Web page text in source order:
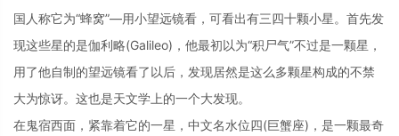
国人称它为“蜂窝”—用小望远镜看，可看出有三四十颗小星。首先发
现这些星的是伽利略(Galileo)，他最初以为“积尸气”不过是一颗星，
用了他自制的望远镜看了以后，发现居然是这么多颗星构成的不禁
大为惊讶。这也是天文学上的一个大发现。
在鬼宿西面，紧靠着它的一星，中文名水位四(巨蟹座)，是一颗最奇